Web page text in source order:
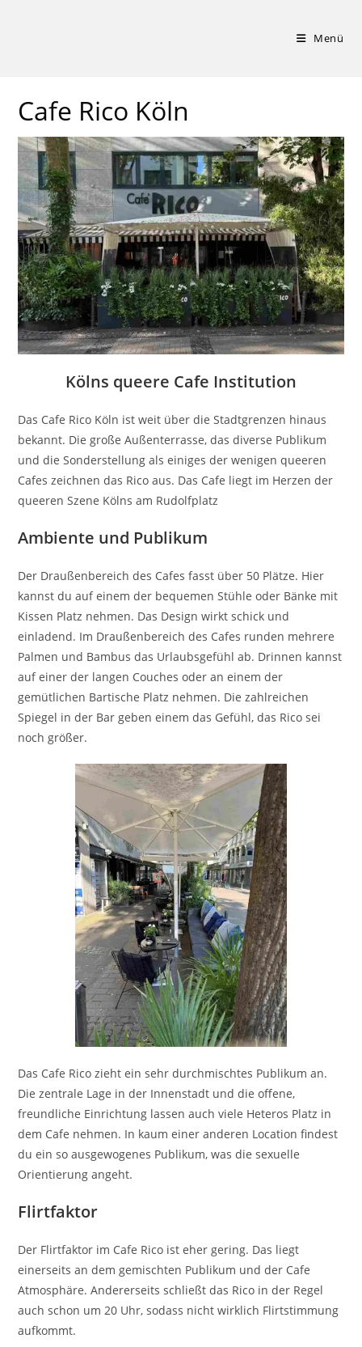
Menü
Cafe Rico Köln
Kölns queere Cafe Institution
Das Cafe Rico Köln ist weit über die Stadtgrenzen hinaus
bekannt. Die große Außenterrasse, das diverse Publikum
und die Sonderstellung als einiges der wenigen queeren
Cafes zeichnen das Rico aus. Das Cafe liegt im Herzen der
queeren Szene Kölns am Rudolfplatz
Ambiente und Publikum
Der Draußenbereich des Cafes fasst über 50 Plätze. Hier
kannst du auf einem der bequemen Stühle oder Bänke mit
Kissen Platz nehmen. Das Design wirkt schick und
einladend. Im Draußenbereich des Cafes runden mehrere
Palmen und Bambus das Urlaubsgefühl ab. Drinnen kannst
auf einer der langen Couches oder an einem der
gemütlichen Bartische Platz nehmen. Die zahlreichen
Spiegel in der Bar geben einem das Gefühl, das Rico sei
noch größer.
Das Cafe Rico zieht ein sehr durchmischtes Publikum an.
Die zentrale Lage in der Innenstadt und die offene,
freundliche Einrichtung lassen auch viele Heteros Platz in
dem Cafe nehmen. In kaum einer anderen Location findest
du ein so ausgewogenes Publikum, was die sexuelle
Orientierung angeht.
Flirtfaktor
Der Flirtfaktor im Cafe Rico ist eher gering. Das liegt
einerseits an dem gemischten Publikum und der Cafe
Atmosphäre. Andererseits schließt das Rico in der Regel
auch schon um 20 Uhr, sodass nicht wirklich Flirtstimmung
aufkommt.